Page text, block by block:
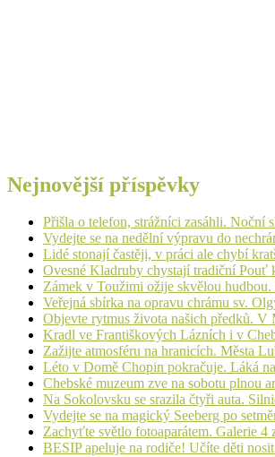
Nejnovější příspěvky
Přišla o telefon, strážníci zasáhli. Noční
Vydejte se na nedělní výpravu do
Lidé stonají častěji, v práci ale chybí
Ovesné Kladruby chystají tradiční Pouť
Zámek v Toužimi ožije skvělou
Veřejná sbírka na opravu chrámu sv.
Objevte rytmus života našich předků.
Kradl ve Františkových Lázních i v
Zažijte atmosféru na hranicích. Města
Léto v Domě Chopin pokračuje. Láká
Chebské muzeum zve na sobotu plnou
Na Sokolovsku se srazila čtyři auta.
Vydejte se na magický Seeberg po
Zachyťte světlo fotoaparátem. Galerie
BESIP apeluje na rodiče! Učíte děti